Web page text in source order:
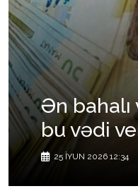
Ən bahalı
bu vədi
25 İYUN 2026 12:34